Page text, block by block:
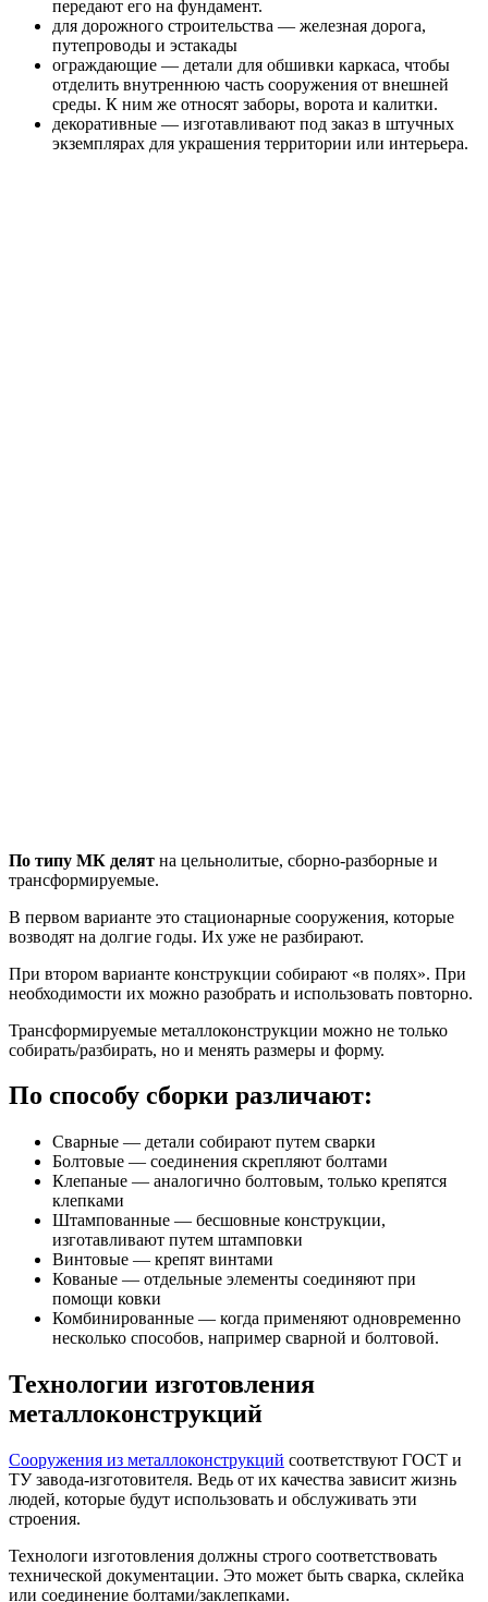
передают его на фундамент.
для дорожного строительства — железная дорога,
путепроводы и эстакады
ограждающие — детали для обшивки каркаса, чтобы
отделить внутреннюю часть сооружения от внешней
среды. К ним же относят заборы, ворота и калитки.
декоративные — изготавливают под заказ в штучных
экземплярах для украшения территории или интерьера.
По типу МК делят на цельнолитые, сборно-разборные и
трансформируемые.
В первом варианте это стационарные сооружения, которые
возводят на долгие годы. Их уже не разбирают.
При втором варианте конструкции собирают «в полях». При
необходимости их можно разобрать и использовать повторно.
Трансформируемые металлоконструкции можно не только
собирать/разбирать, но и менять размеры и форму.
По способу сборки различают:
Сварные — детали собирают путем сварки
Болтовые — соединения скрепляют болтами
Клепаные — аналогично болтовым, только крепятся
клепками
Штампованные — бесшовные конструкции,
изготавливают путем штамповки
Винтовые — крепят винтами
Кованые — отдельные элементы соединяют при
помощи ковки
Комбинированные — когда применяют одновременно
несколько способов, например сварной и болтовой.
Технологии изготовления
металлоконструкций
Сооружения из металлоконструкций соответствуют ГОСТ и
ТУ завода-изготовителя. Ведь от их качества зависит жизнь
людей, которые будут использовать и обслуживать эти
строения.
Технологи изготовления должны строго соответствовать
технической документации. Это может быть сварка, склейка
или соединение болтами/заклепками.